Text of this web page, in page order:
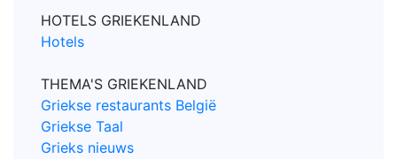
HOTELS GRIEKENLAND
Hotels
THEMA'S GRIEKENLAND
Griekse restaurants België
Griekse Taal
Grieks nieuws